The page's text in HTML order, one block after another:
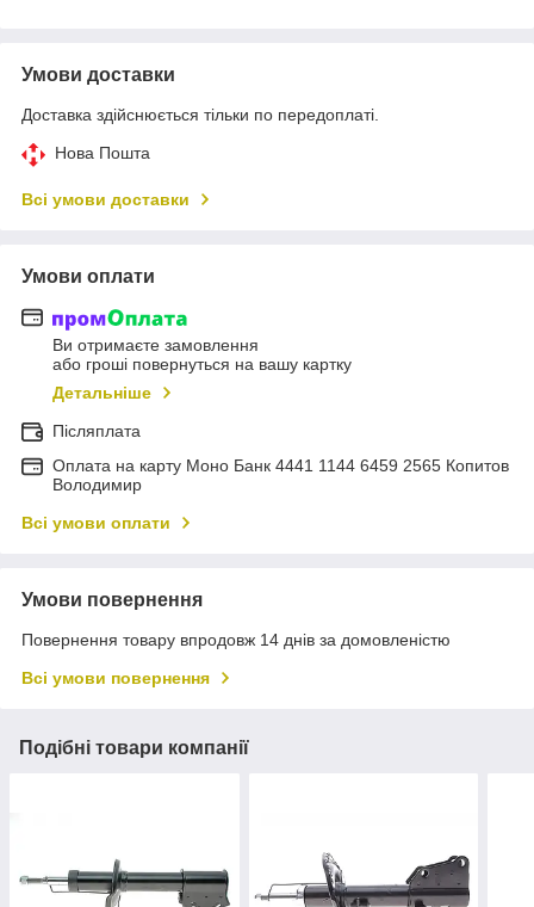
Умови доставки
Доставка здійснюється тільки по передоплаті.
Нова Пошта
Всі умови доставки
Умови оплати
Ви отримаєте замовлення
або гроші повернуться на вашу картку
Детальніше
Післяплата
Оплата на карту Моно Банк 4441 1144 6459 2565 Копитов
Володимир
Всі умови оплати
Умови повернення
Повернення товару впродовж 14 днів за домовленістю
Всі умови повернення
Подібні товари компанії